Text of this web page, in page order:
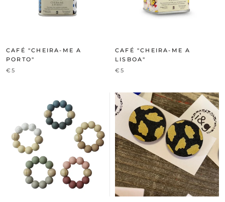
CAFÉ "CHEIRA-ME A
PORTO"
€5
CAFÉ "CHEIRA-ME A
LISBOA"
€5